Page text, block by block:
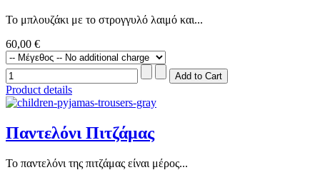
Το μπλουζάκι με το στρογγυλό λαιμό και...
60,00 €
Product details
Παντελόνι Πιτζάμας
Το παντελόνι της πιτζάμας είναι μέρος...